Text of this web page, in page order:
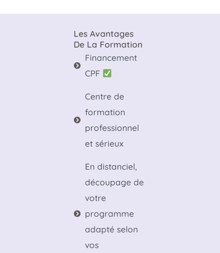
Les Avantages
De La Formation
Financement
CPF
Centre de
formation
professionnel
et sérieux
En distanciel,
découpage de
votre
programme
adapté selon
vos